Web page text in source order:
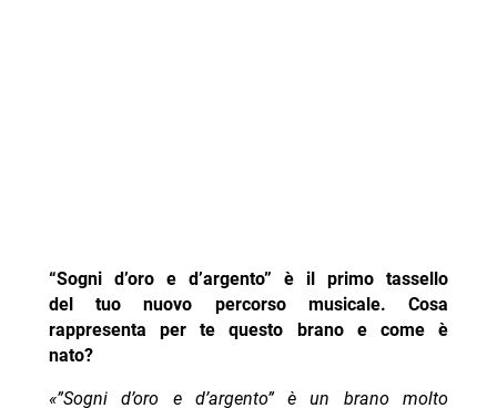
“Sogni d’oro e d’argento” è il primo tassello
del tuo nuovo percorso musicale. Cosa
rappresenta per te questo brano e come è
nato?
«”Sogni d’oro e d’argento” è un brano molto